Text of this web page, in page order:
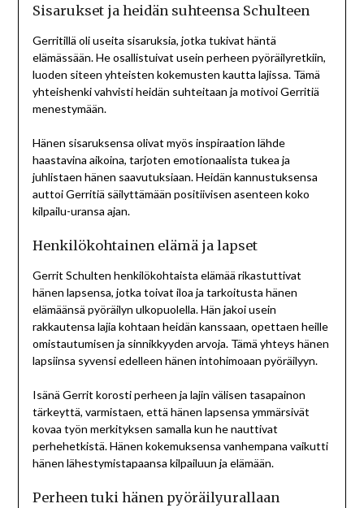
Sisarukset ja heidän suhteensa Schulteen
Gerritillä oli useita sisaruksia, jotka tukivat häntä
elämässään. He osallistuivat usein perheen pyöräilyretkiin,
luoden siteen yhteisten kokemusten kautta lajissa. Tämä
yhteishenki vahvisti heidän suhteitaan ja motivoi Gerritiä
menestymään.
Hänen sisaruksensa olivat myös inspiraation lähde
haastavina aikoina, tarjoten emotionaalista tukea ja
juhlistaen hänen saavutuksiaan. Heidän kannustuksensa
auttoi Gerritiä säilyttämään positiivisen asenteen koko
kilpailu-uransa ajan.
Henkilökohtainen elämä ja lapset
Gerrit Schulten henkilökohtaista elämää rikastuttivat
hänen lapsensa, jotka toivat iloa ja tarkoitusta hänen
elämäänsä pyöräilyn ulkopuolella. Hän jakoi usein
rakkautensa lajia kohtaan heidän kanssaan, opettaen heille
omistautumisen ja sinnikkyyden arvoja. Tämä yhteys hänen
lapsiinsa syvensi edelleen hänen intohimoaan pyöräilyyn.
Isänä Gerrit korosti perheen ja lajin välisen tasapainon
tärkeyttä, varmistaen, että hänen lapsensa ymmärsivät
kovaa työn merkityksen samalla kun he nauttivat
perhehetkistä. Hänen kokemuksensa vanhempana vaikutti
hänen lähestymistapaansa kilpailuun ja elämään.
Perheen tuki hänen pyöräilyurallaan